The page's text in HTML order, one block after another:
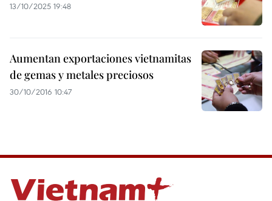
13/10/2025 19:48
Aumentan exportaciones vietnamitas
de gemas y metales preciosos
30/10/2016 10:47